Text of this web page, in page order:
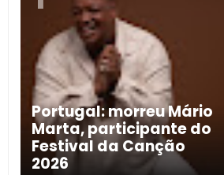
Portugal: morreu Mário
Marta, participante do
Festival da Canção
2026